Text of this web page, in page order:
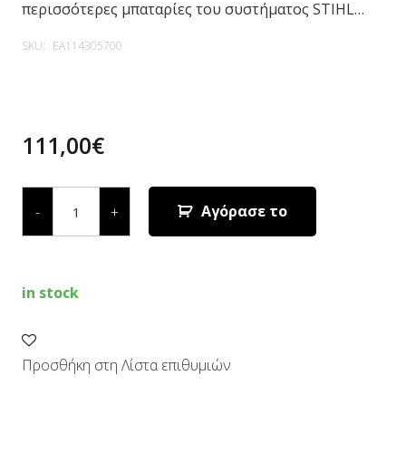
περισσότερες μπαταρίες του συστήματος STIHL…
SKU: EA114305700
111,00€
-
ΤΑΧΥΦΟΡΤΙΣΤΗΣ
2,
+ Αγόρασε το
in stock
Προσθήκη στη Λίστα επιθυμιών